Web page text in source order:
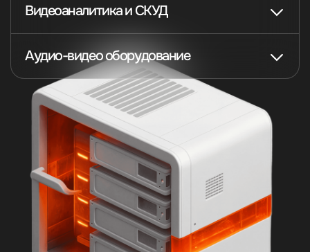
Видеоаналитика и СКУД
Аудио-видео оборудование